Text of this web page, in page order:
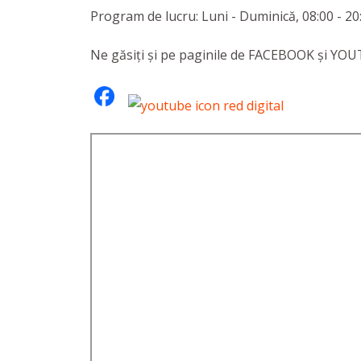
Program de lucru: Luni - Duminică, 08:00 -
Ne găsiți și pe paginile de FACEBOOK și